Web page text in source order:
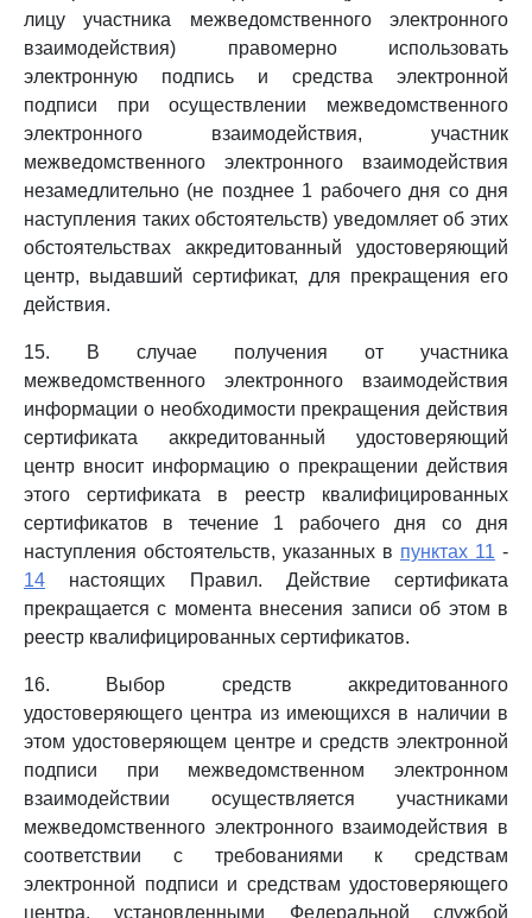
лицу участника межведомственного электронного
взаимодействия) правомерно использовать
электронную подпись и средства электронной
подписи при осуществлении межведомственного
электронного взаимодействия, участник
межведомственного электронного взаимодействия
незамедлительно (не позднее 1 рабочего дня со дня
наступления таких обстоятельств) уведомляет об этих
обстоятельствах аккредитованный удостоверяющий
центр, выдавший сертификат, для прекращения его
действия.
15. В случае получения от участника
межведомственного электронного взаимодействия
информации о необходимости прекращения действия
сертификата аккредитованный удостоверяющий
центр вносит информацию о прекращении действия
этого сертификата в реестр квалифицированных
сертификатов в течение 1 рабочего дня со дня
наступления обстоятельств, указанных в пунктах 11 -
14 настоящих Правил. Действие сертификата
прекращается с момента внесения записи об этом в
реестр квалифицированных сертификатов.
16. Выбор средств аккредитованного
удостоверяющего центра из имеющихся в наличии в
этом удостоверяющем центре и средств электронной
подписи при межведомственном электронном
взаимодействии осуществляется участниками
межведомственного электронного взаимодействия в
соответствии с требованиями к средствам
электронной подписи и средствам удостоверяющего
центра, установленными Федеральной службой